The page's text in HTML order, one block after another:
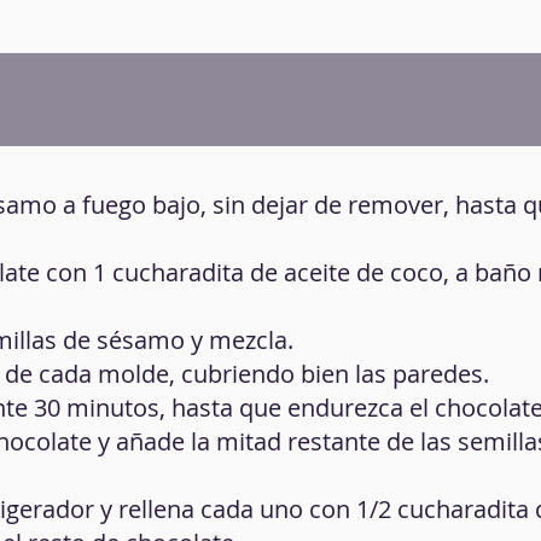
a fuego bajo, sin dejar de remover, hasta
con 1 cucharadita de aceite de coco, a
de sésamo y mezcla.
cada molde, cubriendo bien las paredes.
30 minutos, hasta que endurezca el
y añade la mitad restante de las
y rellena cada uno con 1/2 cucharadita